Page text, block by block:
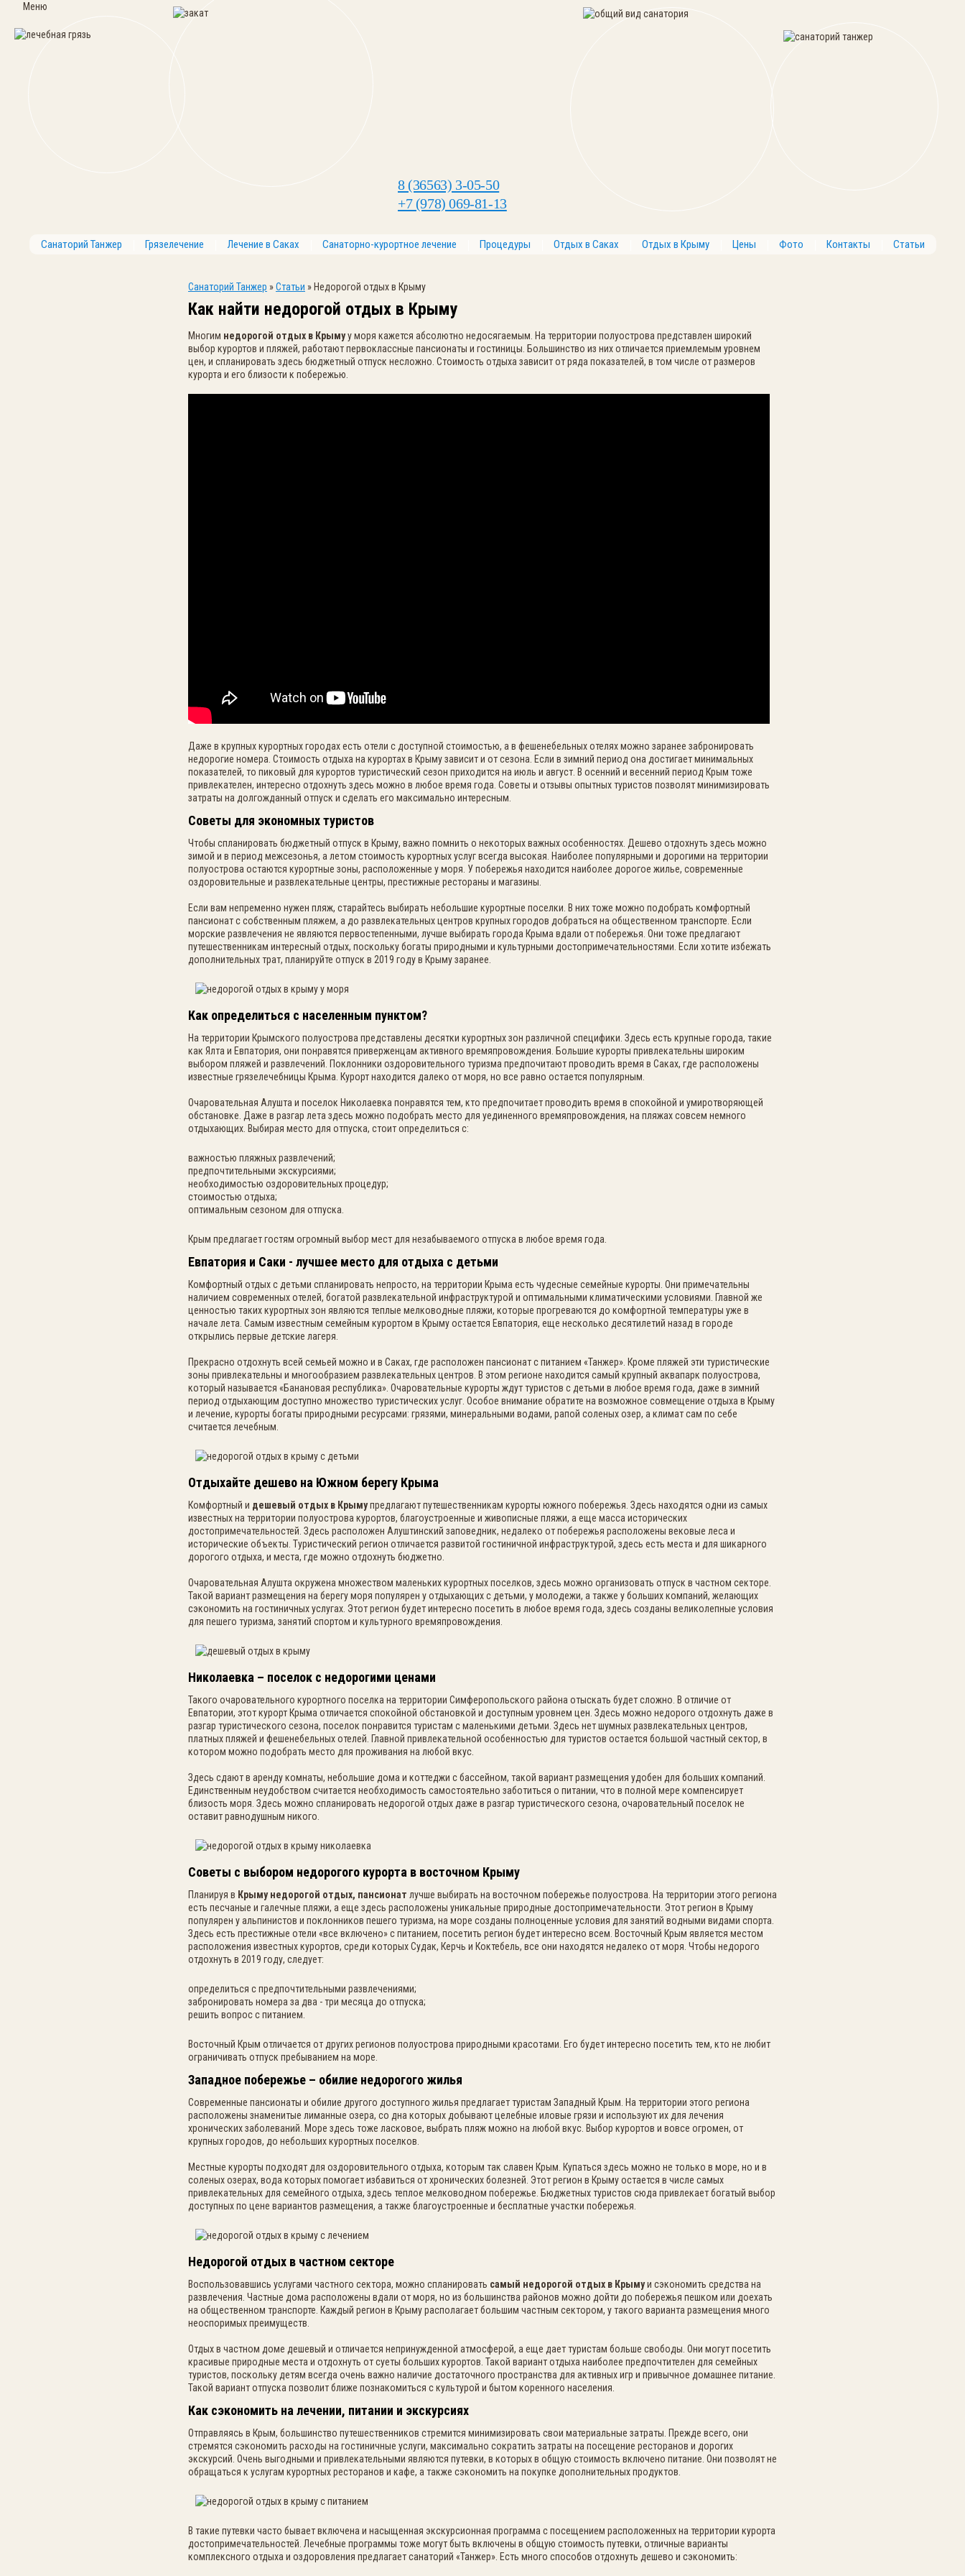
8 (36563) 3-05-50
+7 (978) 069-81-13
Меню
Санаторий Танжер Грязелечение Лечение в Саках Санаторно-курортное лечение Процедуры Отдых в Саках Отдых в Крыму Цены Фото Контакты Статьи
Санаторий Танжер »Статьи » Недорогой отдых в Крыму
Как найти недорогой отдых в Крыму
Многим недорогой отдых в Крымуу моря кажется абсолютно недосягаемым. На территории полуострова представлен широкий
выбор курортов и пляжей, работают первоклассные пансионаты и гостиницы. Большинство из них отличается приемлемым уровнем
цен, и спланировать здесь бюджетный отпуск несложно. Стоимость отдыха зависит от ряда показателей, в том числе от размеров
курорта и его близости к побережью.
Даже в крупных курортных городах есть отели с доступной стоимостью, а в фешенебельных отелях можно заранее забронировать
недорогие номера. Стоимость отдыха на курортах в Крыму зависит и от сезона . Если в зимний период она достигает минимальных
показателей, то пиковый для курортов туристический сезон приходится на июль и август. В осенний и весенний период Крым тоже
привлекателен, интересно отдохнуть здесь можно в любое время года. Советы и отзывы опытных туристов позволят минимизировать
затраты на долгожданный отпуск и сделать его максимально интересным.
Советы для экономных туристов
Чтобы спланировать бюджетный отпуск в Крыму, важно помнить о некоторых важных особенностях. Дешево отдохнуть здесь можно
зимой и в период межсезонья, а летом стоимость курортных услуг всегда высокая. Наиболее популярными и дорогими на территории
полуострова остаются курортные зоны, расположенные у моря. У побережья находится наиболее дорогое жилье, современные
оздоровительные и развлекательные центры, престижные рестораны и магазины.
Если вам непременно нужен пляж, старайтесь выбирать небольшие курортные поселки. В них тоже можно подобрать комфортный
пансионат с собственным пляжем, а до развлекательных центров крупных городов добраться на общественном транспорте. Если
морские развлечения не являются первостепенными, лучше выбирать города Крыма вдали от побережья. Они тоже предлагают
путешественникам интересный отдых, поскольку богаты природными и культурными достопримечательностями. Если хотите избежать
дополнительных трат, планируйте отпуск в 2019 году в Крыму заранее.
Как определиться с населенным пунктом?
На территории Крымского полуострова представлены десятки курортных зон различной специфики. Здесь есть крупные города, такие
как Ялта и Евпатория, они понравятся приверженцам активного времяпровождения. Большие курорты привлекательны широким
выбором пляжей и развлечений. Поклонники оздоровительного туризма предпочитают проводить время в Саках, где расположены
известные грязелечебницы Крыма. Курорт находится далеко от моря, но все равно остается популярным.
Очаровательная Алушта и поселок Николаевка понравятся тем, кто предпочитает проводить время в спокойной и умиротворяющей
обстановке. Даже в разгар лета здесь можно подобрать место для уединенного времяпровождения, на пляжах совсем немного
отдыхающих. Выбирая место для отпуска, стоит определиться с:
важностью пляжных развлечений;
предпочтительными экскурсиями;
необходимостью оздоровительных процедур;
стоимостью отдыха;
оптимальным сезоном для отпуска.
Крым предлагает гостям огромный выбор мест для незабываемого отпуска в любое время года.
Евпатория и Саки - лучшее место для отдыха с детьми
Комфортный отдых с детьми спланировать непросто, на территории Крыма есть чудесные семейные курорты. Они примечательны
наличием современных отелей, богатой развлекательной инфраструктурой и оптимальными климатическими условиями. Главной же
ценностью таких курортных зон являются теплые мелководные пляжи, которые прогреваются до комфортной температуры уже в
начале лета. Самым известным семейным курортом в Крыму остается Евпатория, еще несколько десятилетий назад в городе
открылись первые детские лагеря.
Прекрасно отдохнуть всей семьей можно и в Саках, где расположен пансионат с питанием «Танжер». Кроме пляжей эти туристические
зоны привлекательны и многообразием развлекательных центров. В этом регионе находится самый крупный аквапарк полуострова,
который называется «Банановая республика». Очаровательные курорты ждут туристов с детьми в любое время года, даже в зимний
период отдыхающим доступно множество туристических услуг. Особое внимание обратите на возможное совмещение отдыха в Крыму
и лечение, курорты богаты природными ресурсами: грязями, минеральными водами, рапой соленых озер, а климат сам по себе
считается лечебным.
Отдыхайте дешево на Южном берегу Крыма
Комфортный и дешевый отдых в Крымупредлагают путешественникам курорты южного побережья. Здесь находятся одни из самых
известных на территории полуострова курортов, благоустроенные и живописные пляжи, а еще масса исторических
достопримечательностей. Здесь расположен Алуштинский заповедник, недалеко от побережья расположены вековые леса и
исторические объекты. Туристический регион отличается развитой гостиничной инфраструктурой, здесь есть места и для шикарного
дорогого отдыха, и места, где можно отдохнуть бюджетно.
Очаровательная Алушта окружена множеством маленьких курортных поселков, здесь можно организовать отпуск в частном секторе.
Такой вариант размещения на берегу моря популярен у отдыхающих с детьми, у молодежи, а также у больших компаний, желающих
сэкономить на гостиничных услугах. Этот регион будет интересно посетить в любое время года, здесь созданы великолепные условия
для пешего туризма, занятий спортом и культурного времяпровождения.
Николаевка – поселок с недорогими ценами
Такого очаровательного курортного поселка на территории Симферопольского района отыскать будет сложно. В отличие от
Евпатории, этот курорт Крыма отличается спокойной обстановкой и доступным уровнем цен. Здесь можно недорого отдохнуть даже в
разгар туристического сезона, поселок понравится туристам с маленькими детьми. Здесь нет шумных развлекательных центров,
платных пляжей и фешенебельных отелей. Главной привлекательной особенностью для туристов остается большой частный сектор, в
котором можно подобрать место для проживания на любой вкус.
Здесь сдают в аренду комнаты, небольшие дома и коттеджи с бассейном, такой вариант размещения удобен для больших компаний.
Единственным неудобством считается необходимость самостоятельно заботиться о питании, что в полной мере компенсирует
близость моря. Здесь можно спланировать недорогой отдых даже в разгар туристического сезона, очаровательный поселок не
оставит равнодушным никого.
Советы с выбором недорогого курорта в восточном Крыму
Планируя в Крыму недорогой отдых, пансионат лучше выбирать на восточном побережье полуострова. На территории этого региона
есть песчаные и галечные пляжи, а еще здесь расположены уникальные природные достопримечательности. Этот регион в Крыму
популярен у альпинистов и поклонников пешего туризма, на море созданы полноценные условия для занятий водными видами спорта.
Здесь есть престижные отели «все включено» с питанием, посетить регион будет интересно всем. Восточный Крым является местом
расположения известных курортов, среди которых Судак, Керчь и Коктебель, все они находятся недалеко от моря. Чтобы недорого
отдохнуть в 2019 году, следует:
определиться с предпочтительными развлечениями;
забронировать номера за два - три месяца до отпуска;
решить вопрос с питанием.
Восточный Крым отличается от других регионов полуострова природными красотами. Его будет интересно посетить тем, кто не любит
ограничивать отпуск пребыванием на море.
Западное побережье – обилие недорогого жилья
Современные пансионаты и обилие другого доступного жилья предлагает туристам Западный Крым. На территории этого региона
расположены знаменитые лиманные озера, со дна которых добывают целебные иловые грязи и используют их для лечения
хронических заболеваний. Море здесь тоже ласковое, выбрать пляж можно на любой вкус. Выбор курортов и вовсе огромен, от
крупных городов, до небольших курортных поселков.
Местные курорты подходят для оздоровительного отдыха, которым так славен Крым. Купаться здесь можно не только в море, но и в
соленых озерах, вода которых помогает избавиться от хронических болезней. Этот регион в Крыму остается в числе самых
привлекательных для семейного отдыха, здесь теплое мелководном побережье. Бюджетных туристов сюда привлекает богатый выбор
доступных по цене вариантов размещения, а также благоустроенные и бесплатные участки побережья.
Недорогой отдых в частном секторе
Воспользовавшись услугами частного сектора, можно спланировать самый недорогой отдых в Крымуи сэкономить средства на
развлечения. Частные дома расположены вдали от моря, но из большинства районов можно дойти до побережья пешком или доехать
на общественном транспорте. Каждый регион в Крыму располагает большим частным сектором, у такого варианта размещения много
неоспоримых преимуществ.
Отдых в частном доме дешевый и отличается непринужденной атмосферой, а еще дает туристам больше свободы. Они могут посетить
красивые природные места и отдохнуть от суеты больших курортов. Такой вариант отдыха наиболее предпочтителен для семейных
туристов, поскольку детям всегда очень важно наличие достаточного пространства для активных игр и привычное домашнее питание.
Такой вариант отпуска позволит ближе познакомиться с культурой и бытом коренного населения.
Как сэкономить на лечении, питании и экскурсиях
Отправляясь в Крым, большинство путешественников стремится минимизировать свои материальные затраты. Прежде всего, они
стремятся сэкономить расходы на гостиничные услуги, максимально сократить затраты на посещение ресторанов и дорогих
экскурсий. Очень выгодными и привлекательными являются путевки, в которых в общую стоимость включено питание. Они позволят не
обращаться к услугам курортных ресторанов и кафе, а также сэкономить на покупке дополнительных продуктов.
В такие путевки часто бывает включена и насыщенная экскурсионная программа с посещением расположенных на территории курорта
достопримечательностей. Лечебные программы тоже могут быть включены в общую стоимость путевки, отличные варианты
комплексного отдыха и оздоровления предлагает санаторий «Танжер». Есть много способов отдохнуть дешево и сэкономить: